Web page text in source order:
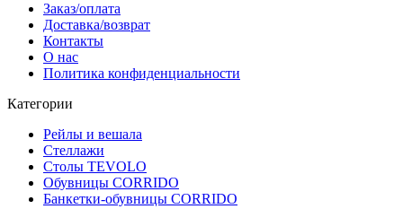
Заказ/оплата
Доставка/возврат
Контакты
О нас
Политика конфиденциальности
Категории
Рейлы и вешала
Стеллажи
Столы TEVOLO
Обувницы CORRIDO
Банкетки-обувницы CORRIDO